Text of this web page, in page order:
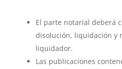
El parte notarial deberá
disolución, liquidación y
liquidador.
Las publicaciones